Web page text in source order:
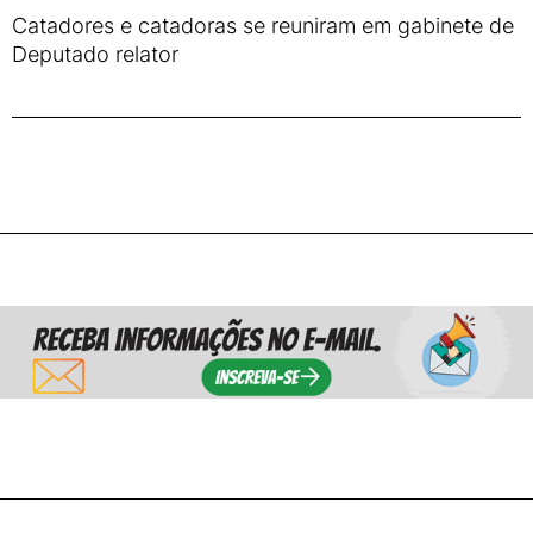
Catadores e catadoras se reuniram em gabinete de
Deputado relator